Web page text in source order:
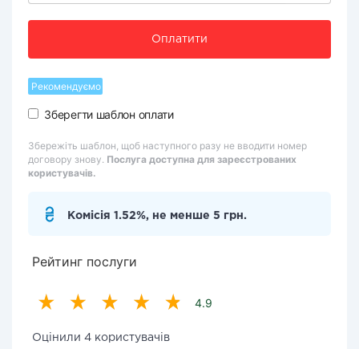
Оплатити
Рекомендуємо
Зберегти шаблон оплати
Збережіть шаблон, щоб наступного разу не вводити номер
договору знову. Послуга доступна для зареєстрованих
користувачів.
Комісія 1.52%, не менше 5 грн.
Рейтинг послуги
4.9
Оцінили 4 користувачів